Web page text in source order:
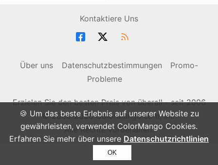
🍪 Um das beste Erlebnis auf unserer Website zu
gewährleisten, verwendet ColorMango Cookies.
Erfahren Sie mehr über unsere Datenschutzrichtlinien
OK
Kontaktiere Uns
Über uns Datenschutzbestimmungen
Promo-
Probleme
Erzielen Sie den besten Preis von überall - seit 2006
© 2006-2026 ColorMango.com, Inc.
Alle Rechte vorbehalten.